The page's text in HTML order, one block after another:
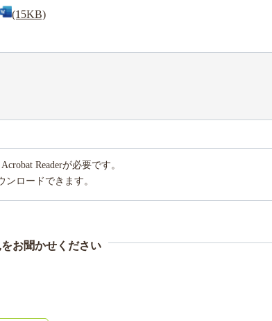
(15KB)
Readerが必要です。
ロードできます。
お聞かせください